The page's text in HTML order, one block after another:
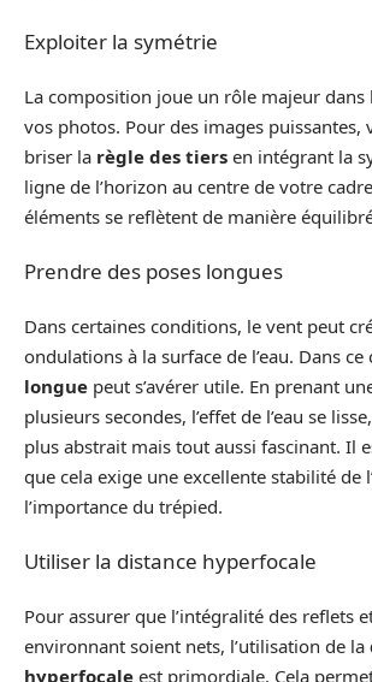
Exploiter la symétrie
La composition joue un rôle majeur dans
vos photos. Pour des images puissantes,
briser la règle des tiers en intégrant la
ligne de l’horizon au centre de votre
éléments se reflètent de manière
Prendre des poses longues
Dans certaines conditions, le vent peut
ondulations à la surface de l’eau. Dans ce
longue peut s’avérer utile. En prenant
plusieurs secondes, l’effet de l’eau se
plus abstrait mais tout aussi fascinant. Il
que cela exige une excellente stabilité de
l’importance du trépied.
Utiliser la distance hyperfocale
Pour assurer que l’intégralité des reflets
environnant soient nets, l’utilisation de la
hyperfocale est primordiale. Cela